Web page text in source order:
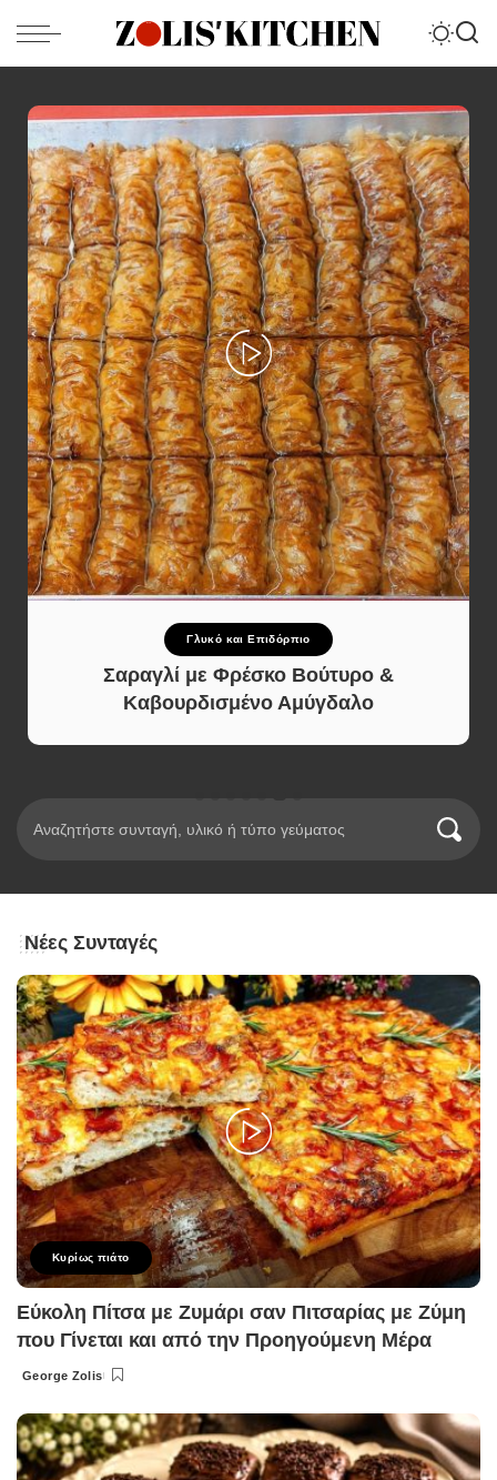
Γλυκό και Επιδόρπιο
Σαραγλί με Φρέσκο Βούτυρο &
Καβουρδισμένο Αμύγδαλο
Νέες Συνταγές
Κυρίως πιάτο
Εύκολη Πίτσα με Ζυμάρι σαν Πιτσαρίας με Ζύμη
που Γίνεται και από την Προηγούμενη Μέρα
Posted
George Zolis